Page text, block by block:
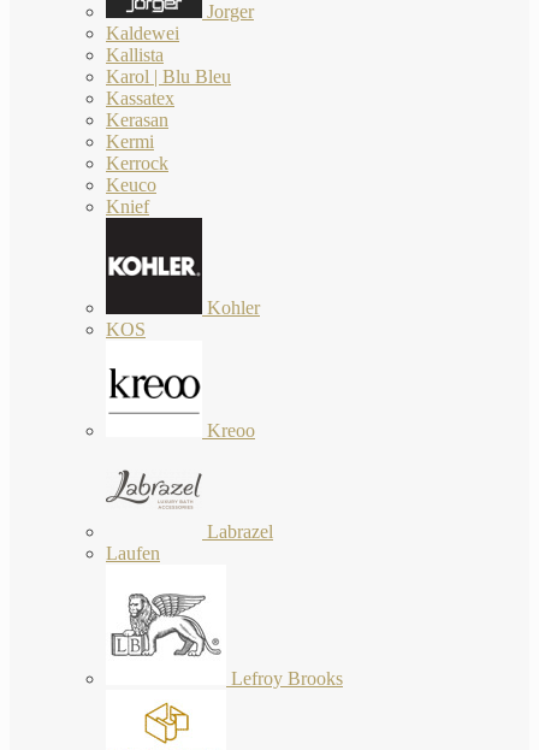
Jorger
Kaldewei
Kallista
Karol | Blu Bleu
Kassatex
Kerasan
Kermi
Kerrock
Keuco
Knief
Kohler
KOS
Kreoo
Labrazel
Laufen
Lefroy Brooks